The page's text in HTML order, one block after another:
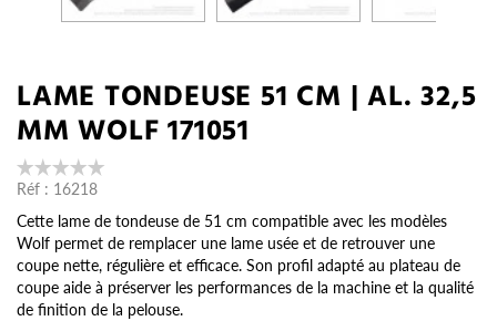
LAME TONDEUSE 51 CM | AL. 32,5
MM WOLF 171051
Réf : 16218
Cette lame de tondeuse de 51 cm compatible avec les modèles
Wolf permet de remplacer une lame usée et de retrouver une
coupe nette, régulière et efficace. Son profil adapté au plateau de
coupe aide à préserver les performances de la machine et la qualité
de finition de la pelouse.